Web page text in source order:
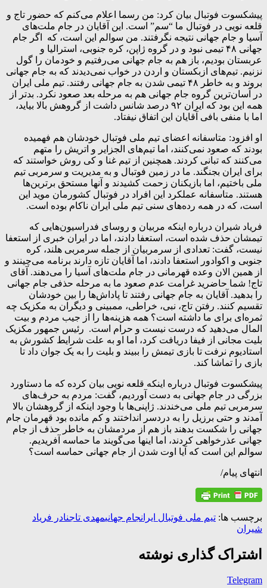
پیشکسوت فوتبال بیان کرد: من رسما اعلام می‌کنم که حضور تاج و
قلعه نویی در فوتبال ما “سم” است. این آقایان در جام ملت‌های
آسیا و جام جهانی نتیجه نگرفتند. من سوالم این است، که اگر جام
جهانی ۴۸ تیمی نبود و در گروه ژاپن، کره جنوبی، استرالیا و
عربستان بودیم، باز هم به جام جهانی می‌رفتیم و خودمان را گول
نزنیم. تیم‌های ازبکستان و اردن در خواب نمی‌دیدند که به جام جهانی
بروند و به خاطر ۴۸ تیمی شدن به جام جهانی رفتند. تیم ملی ایران
در آسان‌ترین گروه جام جهانی هم به مرحله بعد صعود نکرد. بدتر از
همه این بود که ایران ۹۲ درصد شانس داشت از گروهش بالا بیاید،
اما با منفی بافی آقایان این اتفاق نیفتاد.
او افزود: متاسفانه اعضای تیم ملی فوتبال خودشان هم فهمیده
بودند که صعود نمی‌کنند، اما تیم‌های الجزایر و اتریش را متهم
می‌کنند که تبانی کردند. همچنین از تیم غنا و کی روش خواستند که
برای ایران بجنگند. ما در زمین فوتبال و به مدیریت و سرمربی تیم
ملی باختیم، اما بازیکنان زحمت کشیدند و آنها مستحق برترین‌ها
هستند. متاسفانه عملکرد این افراد در فوتبال کشورمان موید این
است، که در همه رده‌های سنی تیم ملی ایران ناکام بوده است.
فریاد شیران درباره اینکه مربیان و روسای فدراسیون‌هایی که
تیمشان حذف شده است، استعفا دادند، اما در ایران خبری از استعفا
نیست، گفت: تعدادی از سرمربیان از جمله سرمربی هلند، کره
جنوبی و اکوادور استعفا دادند، اما آقایان تازه دارند برنامه می‌چینند و
از همین الان وعده قهرمانی در جام ملت‌های آسیا را می‌دهند. آقای
تاج! شما حاضرید غرامت عدم صعود ما به مرحله حذفی جام جهانی
را بدهید. آقایان به جام جهانی رفتند تا پاداش‌ها را بین خودشان
تقسیم کنند. رفتن تاج، نبی، خراطی، ممبینی و دیگران به مکزیک چه
ثمره‌ای برای ما داشته است؟ همه هزینه‌ها را از جیب مردم و بیت
المال می‌دهید که درست نیست و حرام است. رئیس جمهور مکزیک
بلیت مجانی از فیفا دریافت کرد، اما او به علت شرایط کشورش به
استادیوم نرفت تا بازی تیمش را ببیند و بلیت را به یک جوان داد تا
بازی را تماشا کند.
پیشکسوت فوتبال درباره اینکه قلعه نویی بیان کرده که ما دستاورد
بزرگی در جام جهانی به دست آوردیم، گفت: مردم به حرف‌های
سرمربی تیم ملی می‌خندند. ژاپنی‌ها با وجود اینکه از گروهشان بالا
آمدند و حتی برزیل را به دردسر انداختند و کم مانده بود قهرمان جام
جهانی را شکست بدهند باز هم از مردمشان به خاطر حذف از جام
جهانی عذرخواهی کردند، اما اینها می‌گویند ما حماسه آفریدیم.
سوالم این است که آیا اوت شدن از جام جهانی حماسه است؟
انتهای پیام/
برچسب ها: تیم ملی فوتبال ایرانجام جهانیمهدی تاجنادر فریاد
شیران
اشتراک گذاری نوشته
Telegram